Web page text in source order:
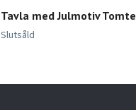
Tavla med Julmotiv Tomte
Slutsåld